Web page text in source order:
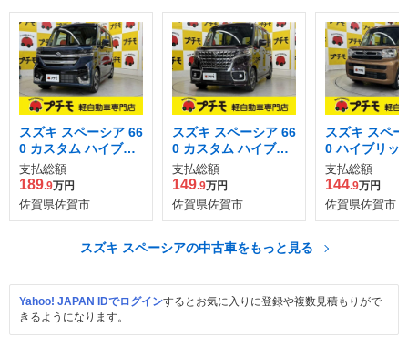
スズキ スペーシア 66
0 カスタム ハイブリ
ッド XS
支払総額
189.9万円
佐賀県佐賀市
スズキ スペーシア 66
0 カスタム ハイブリ
ッド XSターボ
支払総額
149.9万円
佐賀県佐賀市
スズキ スペ
0 ハイブリッ
支払総額
144.9万円
佐賀県佐賀市
スズキ スペーシアの中古車をもっと見る
Yahoo! JAPAN IDでログインするとお気に入りに登録や複数見積もりがで
きるようになります。